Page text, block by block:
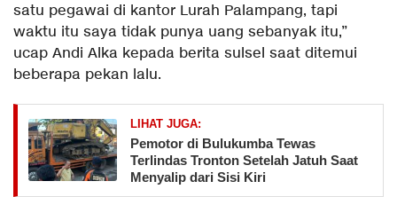
satu pegawai di kantor Lurah Palampang, tapi
waktu itu saya tidak punya uang sebanyak itu,”
ucap Andi Alka kepada berita sulsel saat ditemui
beberapa pekan lalu.
LIHAT JUGA:
Pemotor di Bulukumba Tewas
Terlindas Tronton Setelah Jatuh Saat
Menyalip dari Sisi Kiri